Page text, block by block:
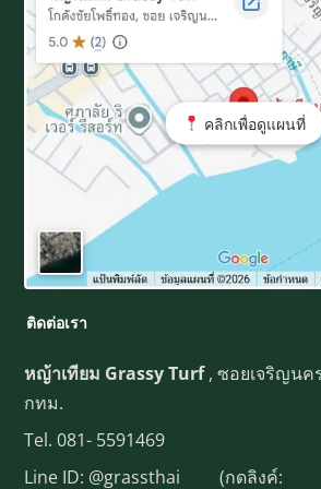
คลิกเพื่อดูแผนที่
ติดต่อเรา
หญ้าเทียม Grassy Turf, ซอยเจริญนค
กทม.
Tel.081- 5591469
Line ID: @grassthai (กดลิงค์: